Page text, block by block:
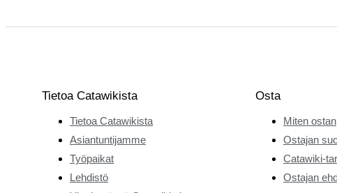
Tietoa Catawikista
Tietoa Catawikista
Asiantuntijamme
Työpaikat
Lehdistö
Osta
Miten ostan
Ostajan
Catawiki-
Ostajan